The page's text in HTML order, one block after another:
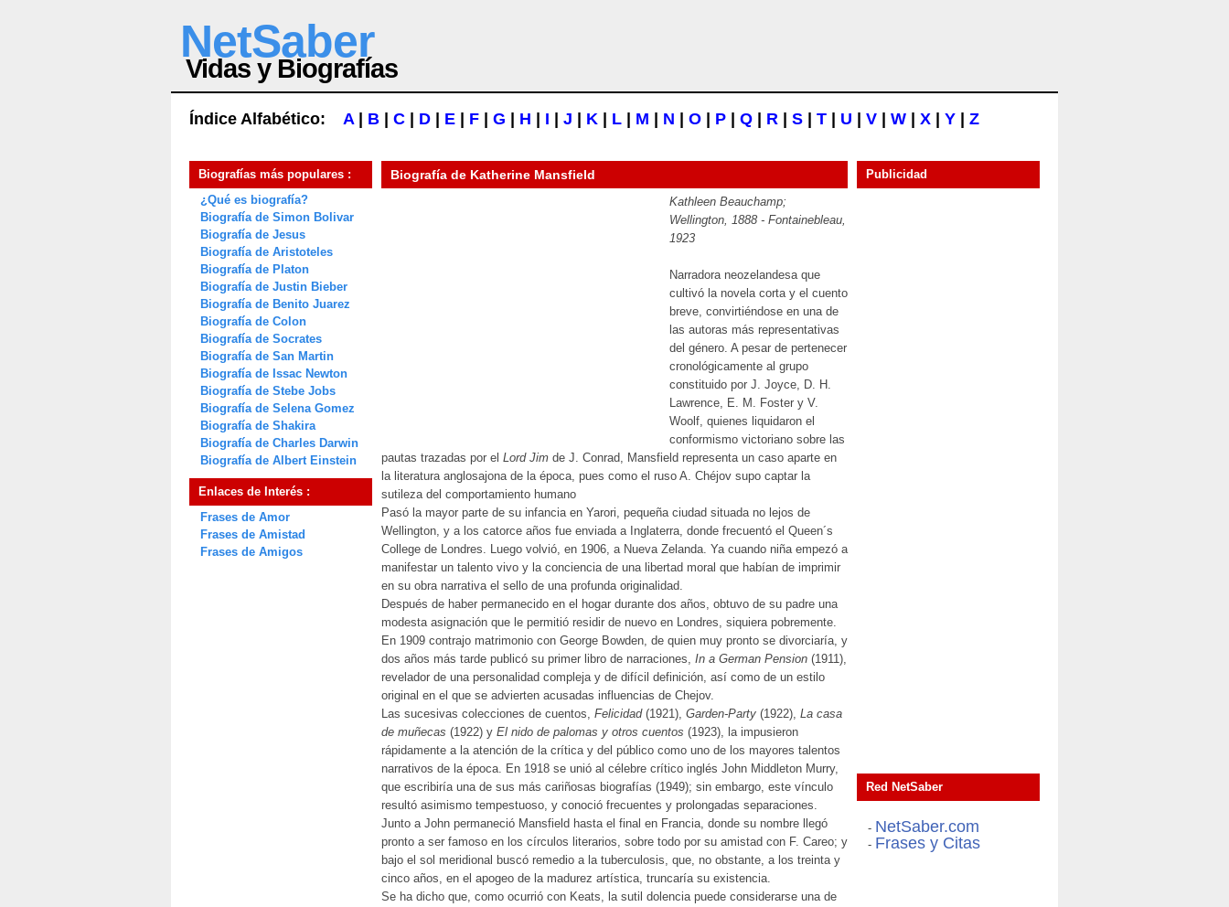
NetSaber
Vidas y Biografías
Índice Alfabético: A| B C D E F G H I J K L M N O P Q R S T U V W X Y Z
Biografías más populares :
¿Qué es biografía?
Biografía de Simon Bolivar
Biografía de Jesus
Biografía de Aristoteles
Biografía de Platon
Biografía de Justin Bieber
Biografía de Benito Juarez
Biografía de Colon
Biografía de Socrates
Biografía de San Martin
Biografía de Issac Newton
Biografía de Stebe Jobs
Biografía de Selena Gomez
Biografía de Shakira
Biografía de Charles Darwin
Biografía de Albert Einstein
Enlaces de Interés :
Frases de Amor
Frases de Amistad
Frases de Amigos
Biografía de Katherine Mansfield
Kathleen Beauchamp;
Wellington, 1888 - Fontainebleau,
1923
Narradora neozelandesa que
cultivó la novela corta y el cuento
breve, convirtiéndose en una de
las autoras más representativas
del género. A pesar de pertenecer
cronológicamente al grupo
constituido por J. Joyce, D. H.
Lawrence, E. M. Foster y V.
Woolf, quienes liquidaron el
conformismo victoriano sobre las
pautas trazadas por el Lord Jim de J. Conrad, Mansfield representa un caso aparte en
la literatura anglosajona de la época, pues como el ruso A. Chéjov supo captar la
sutileza del comportamiento humano
Pasó la mayor parte de su infancia en Yarori, pequeña ciudad situada no lejos de
Wellington, y a los catorce años fue enviada a Inglaterra, donde frecuentó el Queen´s
College de Londres. Luego volvió, en 1906, a Nueva Zelanda. Ya cuando niña empezó a
manifestar un talento vivo y la conciencia de una libertad moral que habían de imprimir
en su obra narrativa el sello de una profunda originalidad.
Después de haber permanecido en el hogar durante dos años, obtuvo de su padre una
modesta asignación que le permitió residir de nuevo en Londres, siquiera pobremente.
En 1909 contrajo matrimonio con George Bowden, de quien muy pronto se divorciaría, y
dos años más tarde publicó su primer libro de narraciones, In a German Pension (1911),
revelador de una personalidad compleja y de difícil definición, así como de un estilo
original en el que se advierten acusadas influencias de Chejov.
Las sucesivas colecciones de cuentos, Felicidad(1921), Garden-Party (1922), La casa
de muñecas (1922) y El nido de palomas y otros cuentos (1923), la impusieron
rápidamente a la atención de la crítica y del público como uno de los mayores talentos
narrativos de la época. En 1918 se unió al célebre crítico inglés John Middleton Murry,
que escribiría una de sus más cariñosas biografías (1949); sin embargo, este vínculo
resultó asimismo tempestuoso, y conoció frecuentes y prolongadas separaciones.
Junto a John permaneció Mansfield hasta el final en Francia, donde su nombre llegó
pronto a ser famoso en los círculos literarios, sobre todo por su amistad con F. Careo; y
bajo el sol meridional buscó remedio a la tuberculosis, que, no obstante, a los treinta y
cinco años, en el apogeo de la madurez artística, truncaría su existencia.
Se ha dicho que, como ocurrió con Keats, la sutil dolencia puede considerarse una de
Publicidad
Red NetSaber
- NetSaber.com
- Frases y Citas